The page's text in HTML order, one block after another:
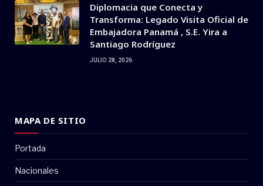
Diplomacia que Conecta y
Transforma: Legado Visita Oficial de
Embajadora Panamá , S.E. Yira a
Santiago Rodríguez
JULIO 28, 2026
MAPA DE SITIO
Portada
Nacionales